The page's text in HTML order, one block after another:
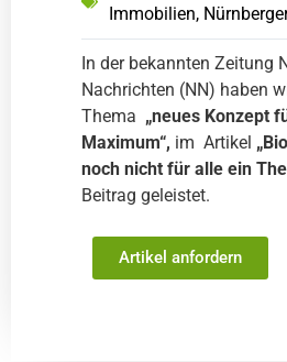
Immobilien,
In der bekannten Zeitung
Nachrichten (NN) haben
Thema „neues Konzept
Maximum“, im Artikel
noch nicht für alle ein
Beitrag geleistet.
Artikel anfordern